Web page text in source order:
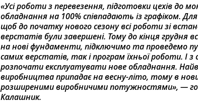
«Усі роботи з перевезення, підготовки цехів до
обладнання на 100% співпадають із графіком.
щоб до початку нового сезону всі роботи зі
верстатів були завершені. Тому до кінця грудня
на нові фундаменти, підключимо та проведемо
самих верстатів, так і програм їхньої роботи. І з
розпочати експлуатувати нове обладнання.
виробництва припадає на весну-літо, тому в
розширеними виробничими потужностями», —
Калашник.